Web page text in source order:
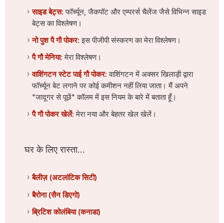
साइड बेट्स: फॉर्च्यून, जैकपॉट और एम्परर्स चैलेंज जैसे विभिन्न साइड
बेट्स का विश्लेषण।
नो पुश पै गौ पोकर: इस पीजीपी संस्करण का मेरा विश्लेषण।
पै गौ मेनिया: मेरा विश्लेषण।
वाशिंगटन स्टेट पाई गौ पोकर: वाशिंगटन में अक्सर खिलाड़ी द्वारा
फॉर्च्यून बेट लगाने पर कोई कमीशन नहीं लिया जाता। मैं अपने
"जादूगर से पूछें" कॉलम में इस नियम के बारे में बताता हूँ।
पै गौ पोकर खेलें: मेरा नया और बेहतर खेल खेलें।
घर के लिए रास्ता...
बैलीज़ (अटलांटिक सिटी)
बैरोना (सैन डिएगो)
ब्रिटिश कोलंबिया (कनाडा)